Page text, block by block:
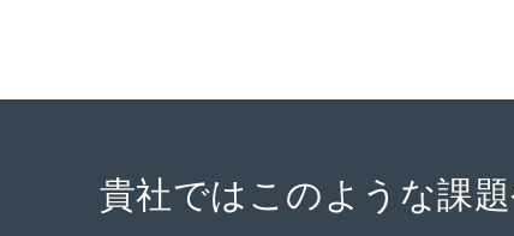
貴社ではこのような課